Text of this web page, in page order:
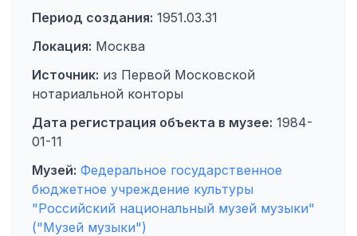
Период создания: 1951.03.31
Локация: Москва
Источник: из Первой Московской
нотариальной конторы
Дата регистрация объекта в музее: 1984-
01-11
Музей: Федеральное государственное
бюджетное учреждение культуры
"Российский национальный музей музыки"
("Музей музыки")